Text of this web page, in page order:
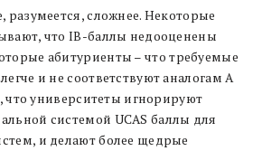
разумеется, сложнее. Некоторые
что IB-баллы недооценены
абитуриенты – что требуемые
и не соответствуют аналогам A
что университеты игнорируют
системой UCAS баллы для
и делают более щедрые